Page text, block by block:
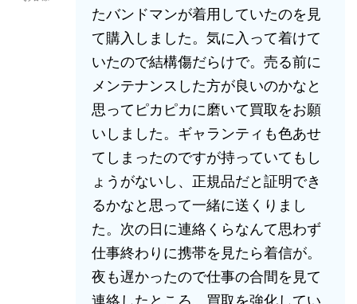
たバンドマンが着用していたのを見
て購入しました。気に入って着けて
いたので結構傷だらけで。売る前に
メンテナンスした方が良いのかなと
思ってピカピカに磨いて買取をお願
いしました。ギャランティも色あせ
てしまったのですが持っていてもし
ょうがないし、正規品だと証明でき
るかなと思って一緒に送くりまし
た。次の日に連絡くらなんて思わず
仕事終わりに携帯を見たら着信が。
夜も遅かったので仕事の合間を見て
連絡したところ、買取を強化してい